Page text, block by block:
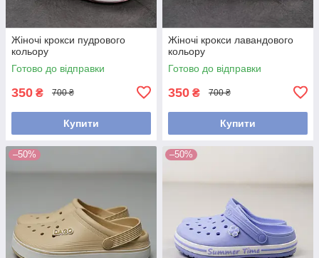
Жіночі крокси пудрового
кольору
Готово до відправки
350 ₴ 700 ₴
Купити
Жіночі крокси лавандового
кольору
Готово до відправки
350 ₴ 700 ₴
Купити
–50% –50%